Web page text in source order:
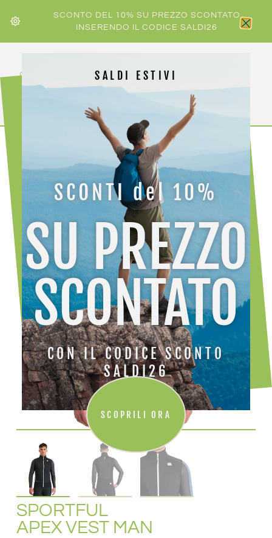
SCONTO DEL 10% SU PREZZO SCONTATO
INSERENDO IL CODICE SALDI26
HOME /UOMO / SPORTFUL APEX VEST MAN
SPORTFUL
APEX VEST MAN
SALDI ESTIVI
SCONTI del 10%
SU PREZZO
SCONTATO
CON IL CODICE SCONTO
SALDI26
SCOPRILI ORA